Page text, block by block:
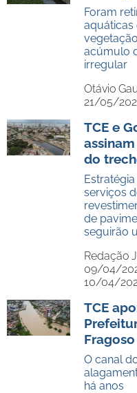
Foram
aquáticas
acúmulo
irregular
Otávio
21/05/
TCE e
do
serviços
de
seguirão
Redação
09/04/
10/04/
TCE
Fragoso
O canal
há anos